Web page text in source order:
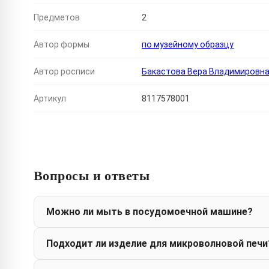
Предметов 2
Автор формы по музейному образцу
Автор росписи Бакастова Вера Владимировна
Артикул 8117578001
Вопросы и ответы
Можно ли мыть в посудомоечной машине?
Подходит ли изделие для микроволновой